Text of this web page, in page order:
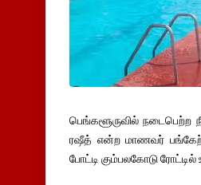
பெங்களூருவில் நடைபெற்ற
ரஷீத் என்ற மாணவர்
போட்டி கும்பலகோடு